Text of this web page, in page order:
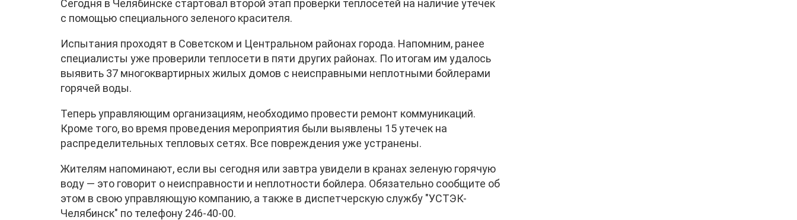
Сегодня в Челябинске стартовал второй этап проверки теплосетей на наличие утечек
с помощью специального зеленого красителя.
Испытания проходят в Советском и Центральном районах города. Напомним, ранее
специалисты уже проверили теплосети в пяти других районах. По итогам им удалось
выявить 37 многоквартирных жилых домов с неисправными неплотными бойлерами
горячей воды.
Теперь управляющим организациям, необходимо провести ремонт коммуникаций.
Кроме того, во время проведения мероприятия были выявлены 15 утечек на
распределительных тепловых сетях. Все повреждения уже устранены.
Жителям напоминают, если вы сегодня или завтра увидели в кранах зеленую горячую
воду — это говорит о неисправности и неплотности бойлера. Обязательно сообщите об
этом в свою управляющую компанию, а также в диспетчерскую службу "УСТЭК-
Челябинск" по телефону 246-40-00.